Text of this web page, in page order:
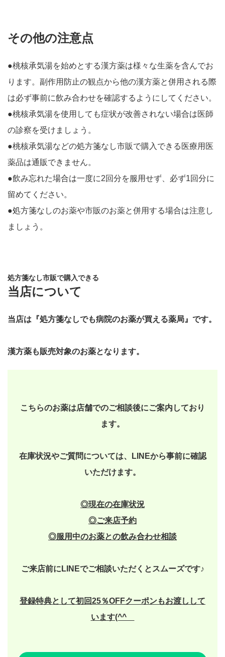
その他の注意点
●桃核承気湯を始めとする漢方薬は様々な生薬を含んでお
ります。副作用防止の観点から他の漢方薬と併用される際
は必ず事前に飲み合わせを確認するようにしてください。
●桃核承気湯を使用しても症状が改善されない場合は医師
の診察を受けましょう。
●桃核承気湯などの処方箋なし市販で購入できる医療用医
薬品は通販できません。
●飲み忘れた場合は一度に2回分を服用せず、必ず1回分に
留めてください。
●処方箋なしのお薬や市販のお薬と併用する場合は注意し
ましょう。
処方箋なし市販で購入できる
当店について
当店は『処方箋なしでも病院のお薬が買える薬局』です。
漢方薬も販売対象のお薬となります。
こちらのお薬は店舗でのご相談後にご案内しており
ます。
在庫状況やご質問については、LINEから事前に確認
いただけます。
◎現在の在庫状況
◎ご来店予約
◎服用中のお薬との飲み合わせ相談
ご来店前にLINEでご相談いただくとスムーズです♪
登録特典として初回25％OFFクーポンもお渡しして
います(^^ゞ